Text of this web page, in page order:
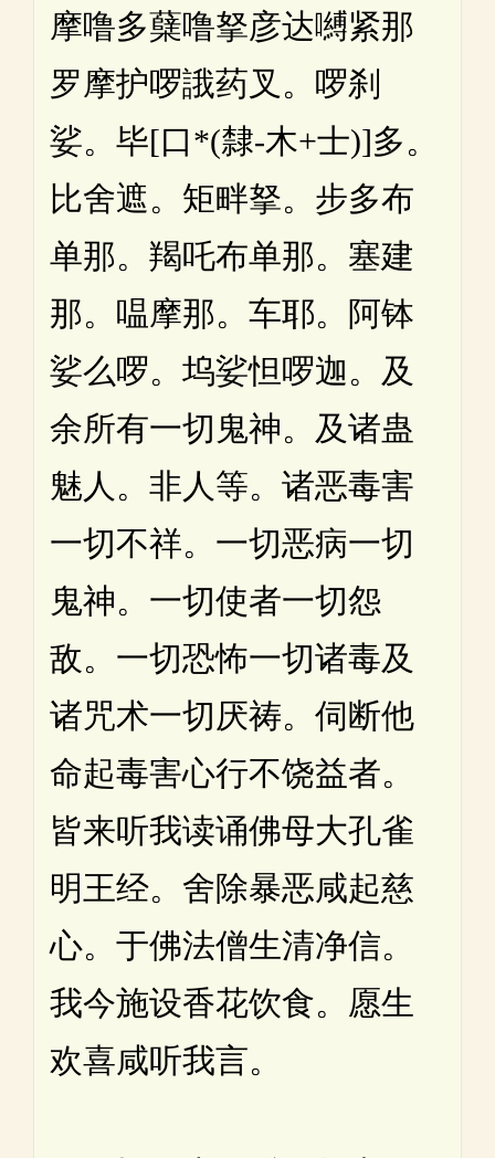
摩噜多蘖噜拏彦达嚩紧那
罗摩护啰誐药叉。啰刹
娑。毕[口*(隸-木+士)]多。
比舍遮。矩畔拏。步多布
单那。羯吒布单那。塞建
那。嗢摩那。车耶。阿钵
娑么啰。坞娑怛啰迦。及
余所有一切鬼神。及诸蛊
魅人。非人等。诸恶毒害
一切不祥。一切恶病一切
鬼神。一切使者一切怨
敌。一切恐怖一切诸毒及
诸咒术一切厌祷。伺断他
命起毒害心行不饶益者。
皆来听我读诵佛母大孔雀
明王经。舍除暴恶咸起慈
心。于佛法僧生清净信。
我今施设香花饮食。愿生
欢喜咸听我言。